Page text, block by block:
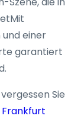
einer
garantiert
Sie
Frankfurt